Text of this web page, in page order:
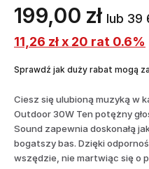
199,00 zł lub 39
11,26 zł x 20 rat 0.6%
Sprawdź jak duży rabat mogą
Ciesz się ulubioną muzyką w
Outdoor 30W Ten potężny
Sound zapewnia doskonałą
bogatszy bas. Dzięki
wszędzie, nie martwiąc się o